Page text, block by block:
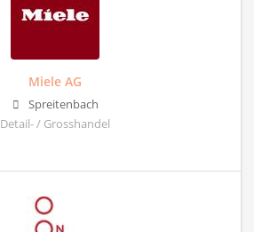
Miele AG
Spreitenbach
Detail- / Grosshandel